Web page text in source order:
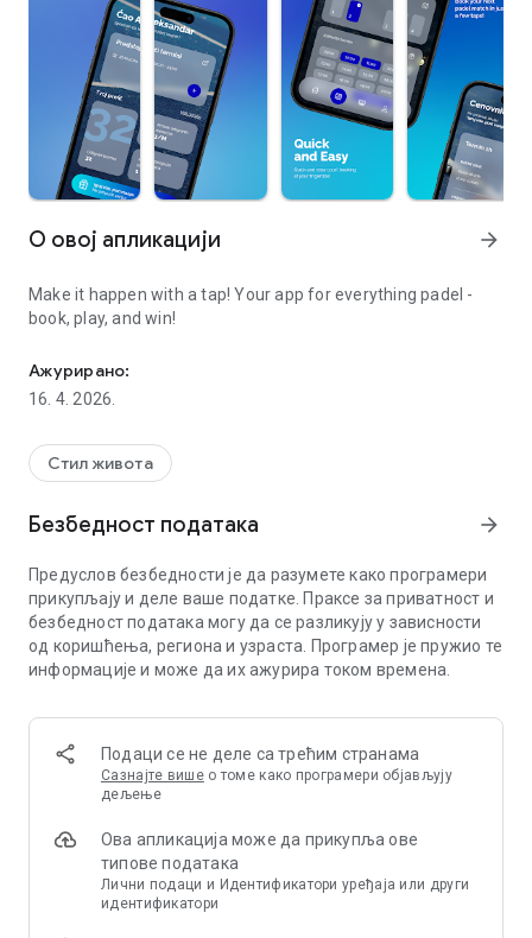
О овој апликацији arrow_forward
Make it happen with a tap! Your app for everything padel -
book, play, and win!
Ажурирано:
16. 4. 2026.
Стил живота
Безбедност података arrow_forward
Предуслов безбедности је да разумете како програмери
прикупљају и деле ваше податке. Праксе за приватност и
безбедност података могу да се разликују у зависности
од коришћења, региона и узраста. Програмер је пружио те
информације и може да их ажурира током времена.
Подаци се не деле са трећим странама
Сазнајте вишео томе како програмери објављују
дељење
Ова апликација може да прикупља ове
типове података
Лични подаци и Идентификатори уређаја или други
идентификатори